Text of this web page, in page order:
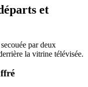
et
par deux
la vitrine télévisée.